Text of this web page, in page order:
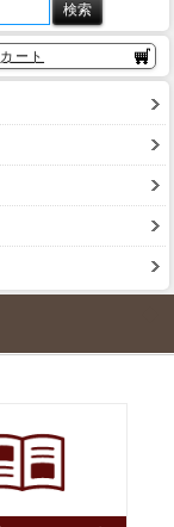
カート